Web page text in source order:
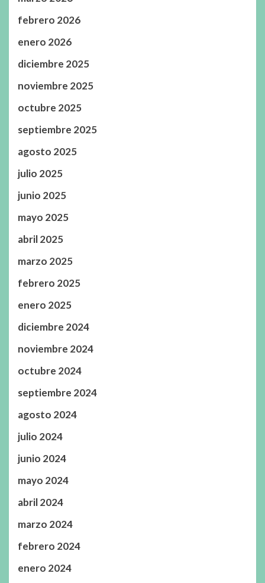
febrero 2026
enero 2026
diciembre 2025
noviembre 2025
octubre 2025
septiembre 2025
agosto 2025
julio 2025
junio 2025
mayo 2025
abril 2025
marzo 2025
febrero 2025
enero 2025
diciembre 2024
noviembre 2024
octubre 2024
septiembre 2024
agosto 2024
julio 2024
junio 2024
mayo 2024
abril 2024
marzo 2024
febrero 2024
enero 2024